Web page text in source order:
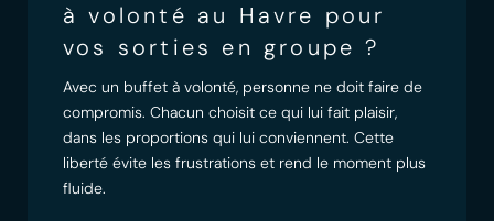
à volonté au Havre pour
vos sorties en groupe ?
Avec un buffet à volonté, personne ne doit faire de
compromis. Chacun choisit ce qui lui fait plaisir,
dans les proportions qui lui conviennent. Cette
liberté évite les frustrations et rend le moment plus
fluide.